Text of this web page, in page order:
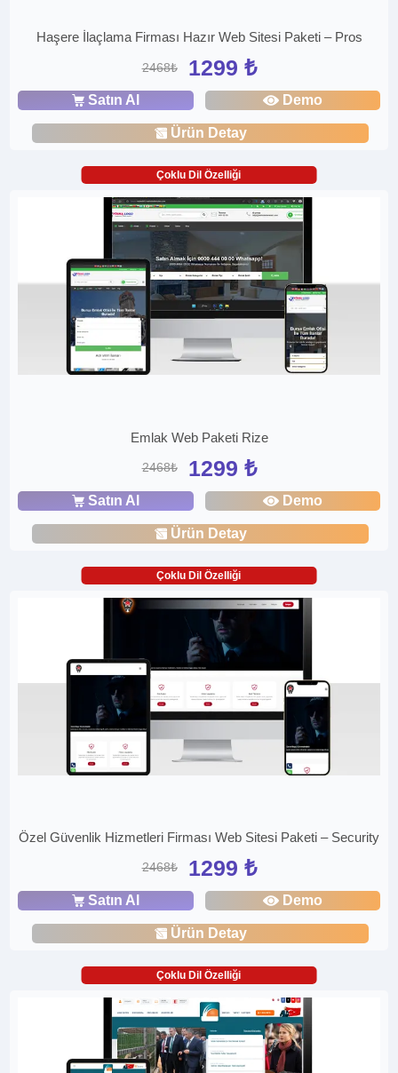
Haşere İlaçlama Firması Hazır Web Sitesi Paketi – Pros
2468₺ 1299 ₺
Satın Al Demo
Ürün Detay
Çoklu Dil Özelliği
Emlak Web Paketi Rize
2468₺ 1299 ₺
Satın Al Demo
Ürün Detay
Çoklu Dil Özelliği
Özel Güvenlik Hizmetleri Firması Web Sitesi Paketi – Security
2468₺ 1299 ₺
Satın Al Demo
Ürün Detay
Çoklu Dil Özelliği